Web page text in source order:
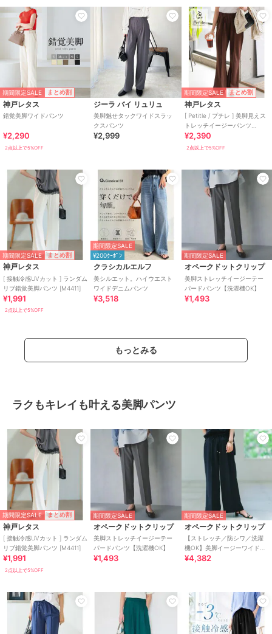
期間限定SALE まとめ割
神戸レタス
錯覚美脚ワイドパンツ
¥2,290
2点以上で5%OFF
ジーラ バイ リュリュ
美脚魅せタックワイドスラッ
クスパンツ
¥2,999
期間限定SALE まとめ割
神戸レタス
[ Petitle / プチレ ] 美脚見えス
トレッチイージーパンツ
[M4266]
¥2,390
2点以上で5%OFF
期間限定SALE まとめ割
神戸レタス
[ 接触冷感UVカット ] ランダム
リブ錯覚美脚パンツ [M4411]
¥1,991
2点以上で5%OFF
期間限定SALE
¥200ｸｰﾎﾟﾝ
クラシカルエルフ
美シルエット。ハイウエスト
ワイドデニムパンツ
¥3,518
期間限定SALE
オペークドットクリップ
美脚ストレッチイージーテー
パードパンツ【洗濯機OK】
¥1,493
もっとみる
ラクもキレイも叶える美脚パンツ
期間限定SALE まとめ割
神戸レタス
[ 接触冷感UVカット ] ランダム
リブ錯覚美脚パンツ [M4411]
¥1,991
2点以上で5%OFF
期間限定SALE
オペークドットクリップ
美脚ストレッチイージーテー
パードパンツ【洗濯機OK】
¥1,493
期間限定SALE
オペークドットクリップ
【ストレッチ／防シワ／洗濯
機OK】美脚イージーワイドパ
ンツ《SS～LL／7col／セット
¥4,382